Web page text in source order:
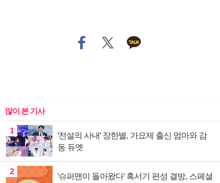
많이 본 기사
1
'전설의 사내' 장한별, 가요제 출신 엄마와 감
동 듀엣
2
'슈퍼맨이 돌아왔다' 혹서기 편성 결방, 스페셜